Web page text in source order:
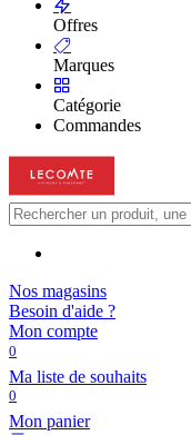
Offres
Marques
Catégorie
Commandes
Nos magasins
Besoin d'aide ?
Mon compte
0
Ma liste de souhaits
0
Mon panier